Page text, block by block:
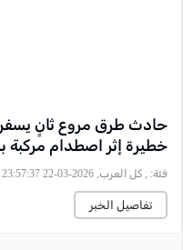
خطيرة إثر اصطدام مركبة
فئة: , كل العرب, 2026-03-22 23:57:37
تفاصيل الخبر